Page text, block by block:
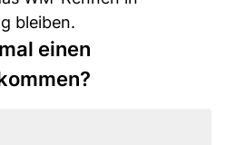
bleiben.
einen